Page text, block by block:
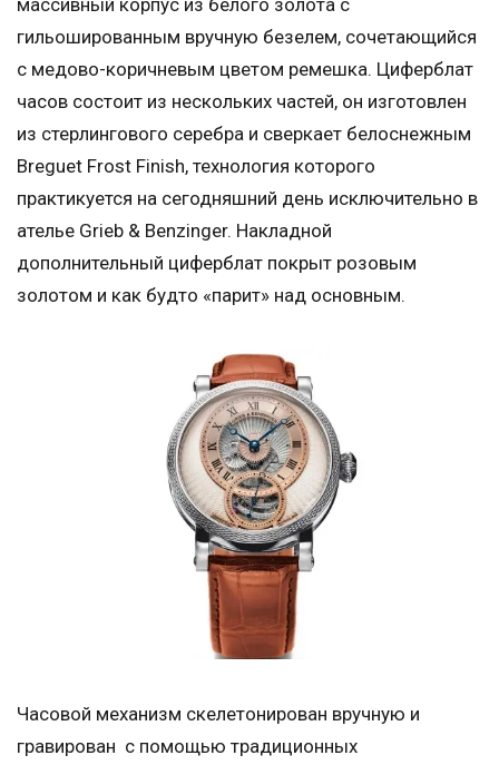
массивный корпус из белого золота с
гильошированным вручную безелем, сочетающийся
с медово-коричневым цветом ремешка. Циферблат
часов состоит из нескольких частей, он изготовлен
из стерлингового серебра и сверкает белоснежным
Breguet Frost Finish, технология которого
практикуется на сегодняшний день исключительно в
ателье Grieb & Benzinger. Накладной
дополнительный циферблат покрыт розовым
золотом и как будто «парит» над основным.
Часовой механизм скелетонирован вручную и
гравирован с помощью традиционных